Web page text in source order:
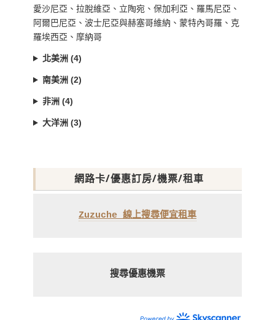
愛沙尼亞、拉脫維亞、立陶宛、保加利亞、羅馬尼亞、
阿爾巴尼亞、波士尼亞與赫塞哥維納、蒙特內哥羅、克
羅埃西亞、摩納哥
北美洲 (4)
南美洲 (2)
非洲 (4)
大洋洲 (3)
網路卡/優惠訂房/機票/租車
Zuzuche 線上搜尋便宜租車
搜尋優惠機票